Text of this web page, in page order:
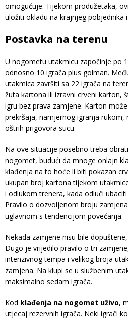
omogućuje. Tijekom produžetaka,
uložiti okladu na krajnjeg pobjednika
Postavka na terenu
U nogometu utakmicu započinje po
odnosno 10 igrača plus golman.
utakmica završiti sa 22 igrača na
žuta kartona ili izravni crveni karton,
igru bez prava zamjene. Karton
prekršaja, namjernog igranja rukom,
oštrih prigovora sucu.
Na ove situacije posebno treba
nogomet, budući da mnoge onlajn
klađenja na to hoće li biti pokazan
ukupan broj kartona tijekom
i odlukom trenera, kada odluči
Pravilo o dozvoljenom broju
uglavnom s tendencijom povećanja.
Nekada zamjene nisu bile
Dugo je vrijedilo pravilo o tri
intenzivnog tempa i velikog broja
zamjena. Na klupi se u službenim
maksimalno sedam igrača.
Kod klađenja na nogomet uživo,
utjecaj rezervnih igrača. Neki igrači